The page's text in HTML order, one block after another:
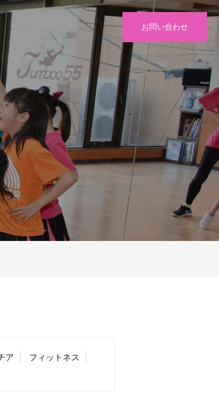
お問い合わせ
ア
フィットネス